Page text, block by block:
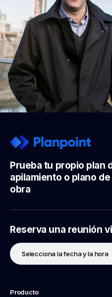
Prueba tu propio plan
apilamiento o plano de
obra
Reserva una reunión
Selecciona la fecha y la hora
Producto